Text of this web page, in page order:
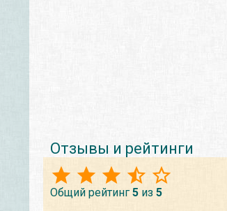
Отзывы и рейтинги
Общий рейтинг 5из 5